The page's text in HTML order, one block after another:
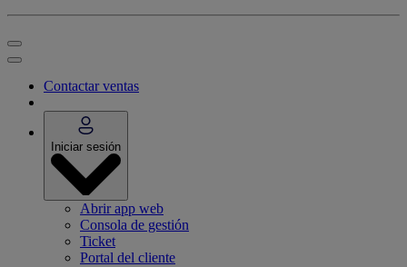
Contactar ventas
Iniciar sesión
Abrir app web
Consola de gestión
Ticket
Portal del cliente